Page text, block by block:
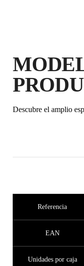
Descubre el amplio
Referencia
EAN
Unidades por caja